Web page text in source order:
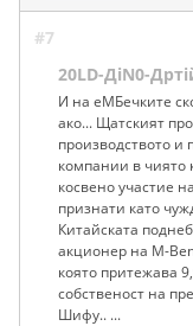
#7
20LD-ДiN0-
И на еМБечките
ако... Щатският
производството
компании в чиято
косвено участие
признати като
Китайската
акционер на M-
която притежава
собственост на
Шифу.. ...